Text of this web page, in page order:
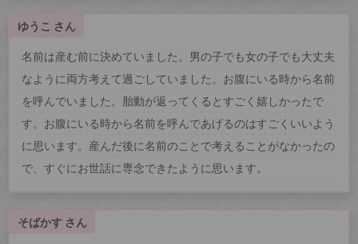
ゆうこ さん
名前は産む前に決めていました。男の子でも女の子でも大丈夫
なように両方考えて過ごしていました。お腹にいる時から名前
を呼んでいました。胎動が返ってくるとすごく嬉しかったで
す。お腹にいる時から名前を呼んであげるのはすごくいいよう
に思います。産んだ後に名前のことで考えることがなかったの
で、すぐにお世話に専念できたように思います。
そばかす さん